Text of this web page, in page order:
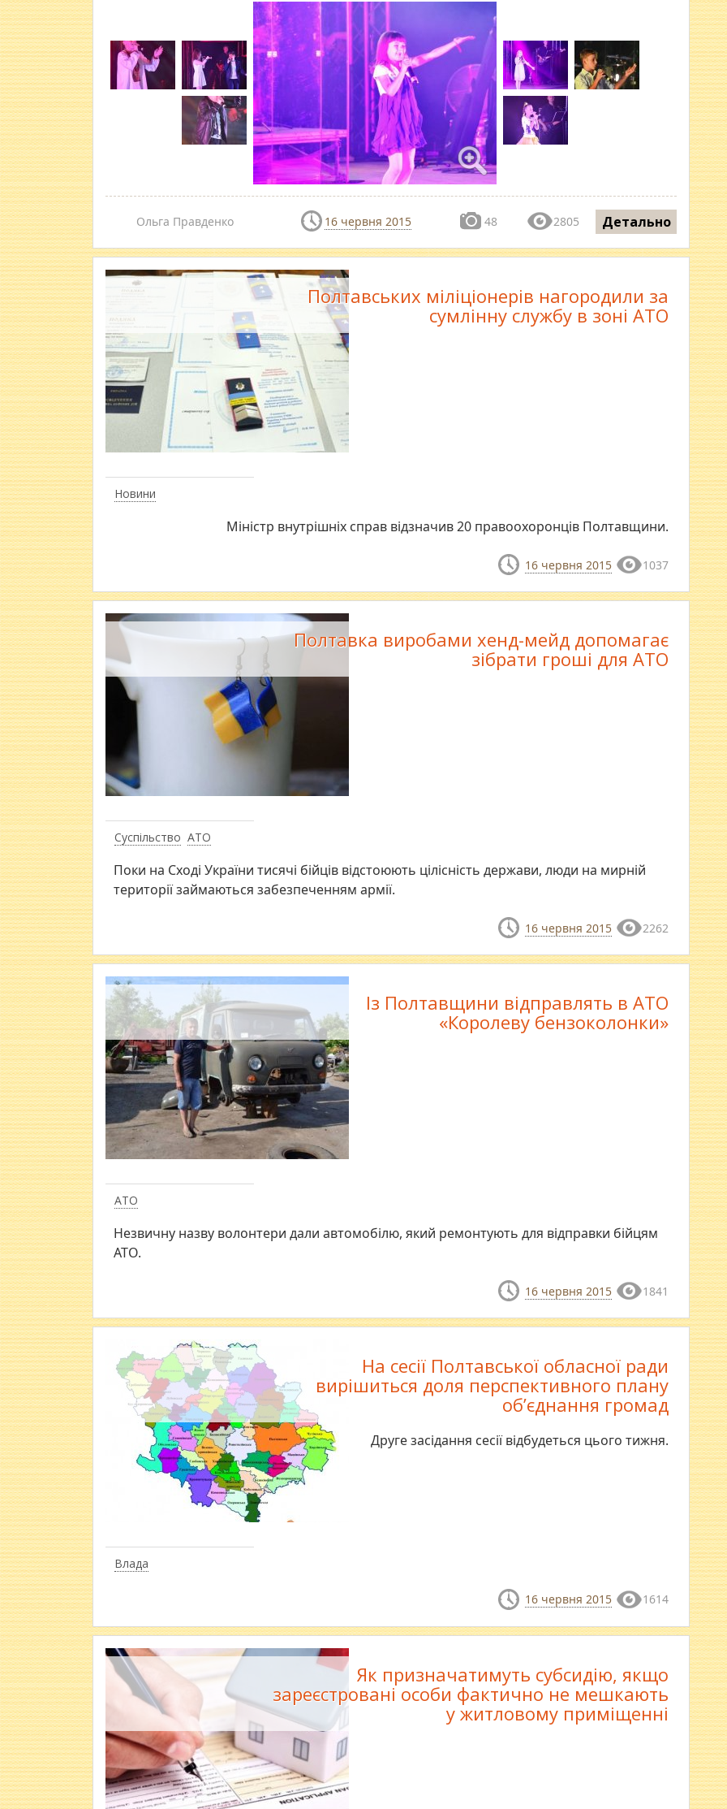
Ольга Правденко 16 червня 2015 48 2805 Детально
Новини
Полтавських міліціонерів нагородили за
сумлінну службу в зоні АТО
Міністр внутрішніх справ відзначив 20 правоохоронців Полтавщини.
16 червня 2015 1037
Суспільство АТО
Полтавка виробами хенд-мейд допомагає
зібрати гроші для АТО
Поки на Сході України тисячі бійців відстоюють цілісність держави, люди на мирній
території займаються забезпеченням армії.
16 червня 2015 2262
АТО
Із Полтавщини відправлять в АТО
«Королеву бензоколонки»
Незвичну назву волонтери дали автомобілю, який ремонтують для відправки бійцям
АТО.
16 червня 2015 1841
Влада
На сесії Полтавської обласної ради
вирішиться доля перспективного плану
об’єднання громад
Друге засідання сесії відбудеться цього тижня.
16 червня 2015 1614
Як призначатимуть субсидію, якщо
зареєстровані особи фактично не мешкають
у житловому приміщенні